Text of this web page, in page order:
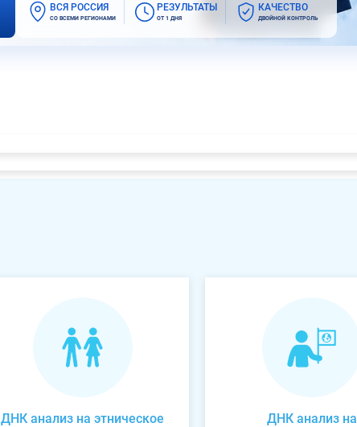
ВСЯ РОССИЯ
СО ВСЕМИ РЕГИОНАМИ
РЕЗУЛЬТАТЫ
ОТ 1 ДНЯ
КАЧЕСТВО
ДВОЙНОЙ КОНТРОЛЬ
ДНК анализ на этническое
ДНК анализ на